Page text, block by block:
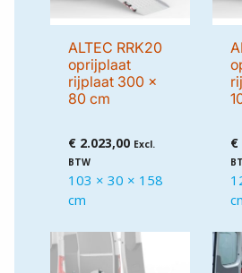
ALTEC RRK20
oprijplaat
rijplaat 300 x
80 cm
€ 2.023,00 Excl.
BTW
103 × 30 × 158
cm
€